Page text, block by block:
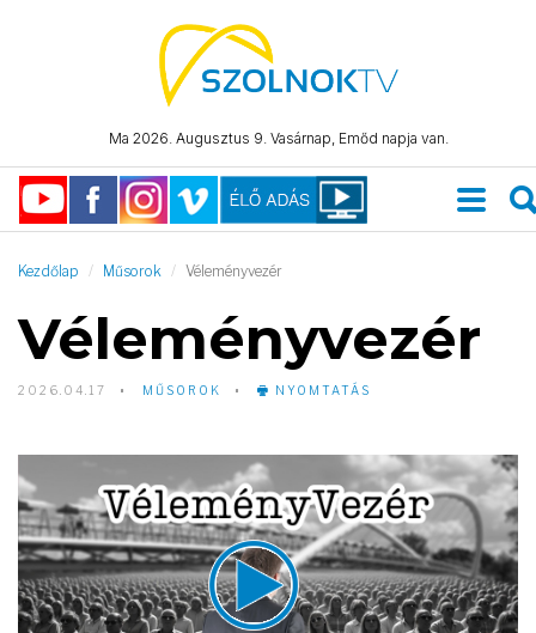
Ma 2026. Augusztus 9. Vasárnap, Emőd napja van.
Kezdőlap Műsorok Véleményvezér
Véleményvezér
2026.04.17 MŰSOROK NYOMTATÁS
Player